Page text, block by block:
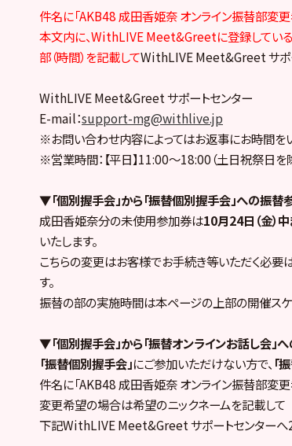
件名に「AKB48 成田香姫奈 オンライン振替部変更
本文内に、WithLIVE Meet&Greetに登録している
部（時間）を記載してWithLIVE Meet&Greet サポ
WithLIVE Meet&Greet サポートセンター
E-mail：support-mg@withlive.jp
※お問い合わせ内容によってはお返事にお時間を
※営業時間：【平日】11:00〜18:00（土日祝祭日を除
▼「個別握手会」から「振替個別握手会」への振替
成田香姫奈分の未使用参加券は10月24日（金）
いたします。
こちらの変更はお客様でお手続き等いただく必要
す。
振替の部の実施時間は本ページの上部の開催スケ
▼「個別握手会」から「振替オンラインお話し会」
「振替個別握手会」にご参加いただけない方で、 「
件名に「AKB48 成田香姫奈 オンライン振替部変更
変更希望の場合は希望のニックネームを記載して
下記WithLIVE Meet&Greet サポートセンターへ